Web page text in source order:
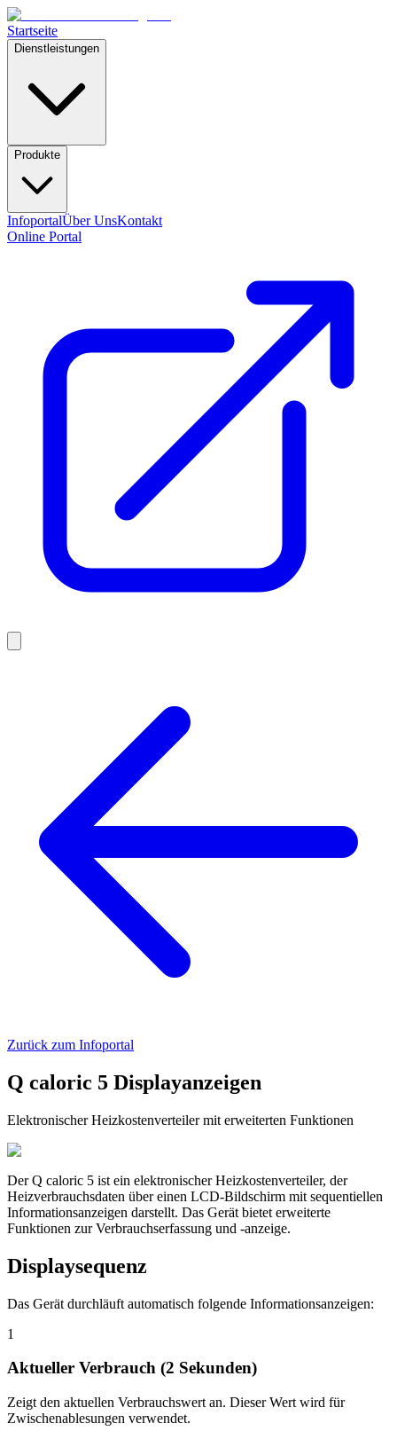
Startseite
Dienstleistungen
Produkte
InfoportalÜber UnsKontakt
Online Portal
Zurück zum Infoportal
Q caloric 5 Displayanzeigen
Elektronischer Heizkostenverteiler mit erweiterten Funktionen
Der Q caloric 5 ist ein elektronischer Heizkostenverteiler, der
Heizverbrauchsdaten über einen LCD-Bildschirm mit sequentiellen
Informationsanzeigen darstellt. Das Gerät bietet erweiterte
Funktionen zur Verbrauchserfassung und -anzeige.
Displaysequenz
Das Gerät durchläuft automatisch folgende Informationsanzeigen:
1
Aktueller Verbrauch (2 Sekunden)
Zeigt den aktuellen Verbrauchswert an. Dieser Wert wird für
Zwischenablesungen verwendet.